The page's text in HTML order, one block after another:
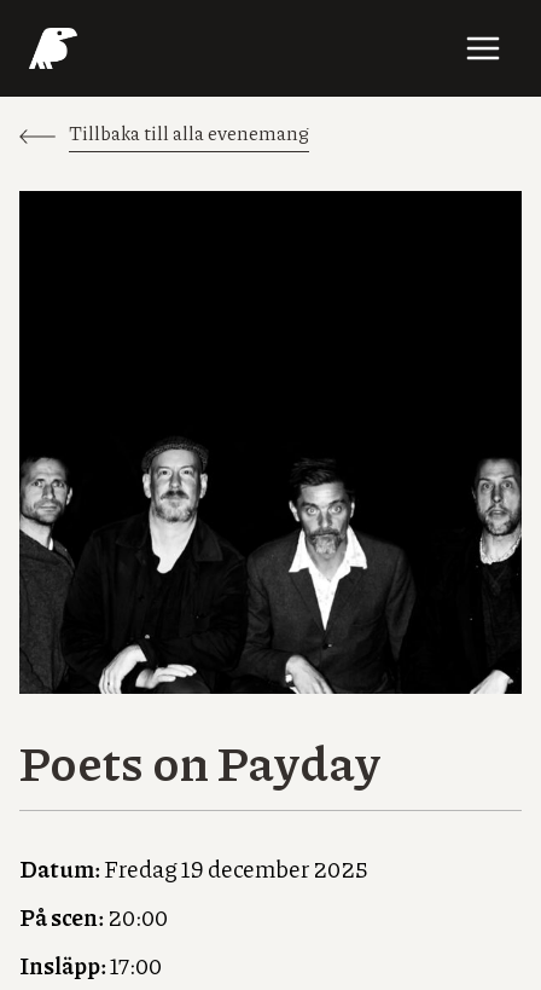
Tillbaka till alla evenemang
Poets on Payday
Datum:Fredag 19 december 2025
På scen:20:00
Insläpp:17:00